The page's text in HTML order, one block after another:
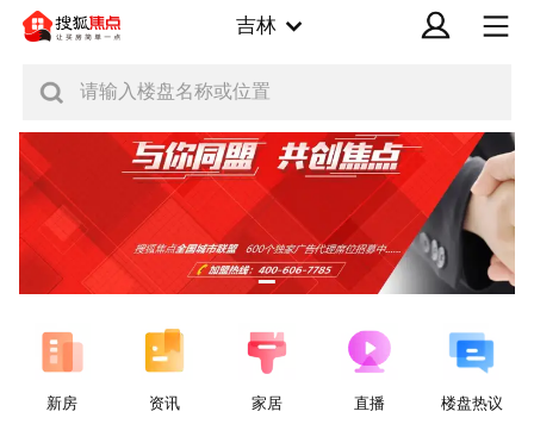
吉林
请输入楼盘名称或位置
新房 资讯 家居 直播 楼盘热议